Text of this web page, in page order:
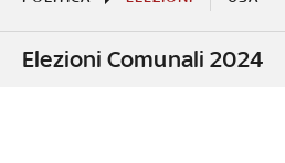
Elezioni Comunali 2024